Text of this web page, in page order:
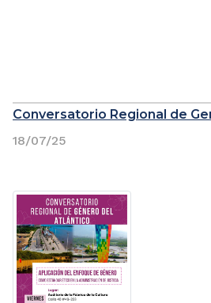
Conversatorio Regional de
18/07/25